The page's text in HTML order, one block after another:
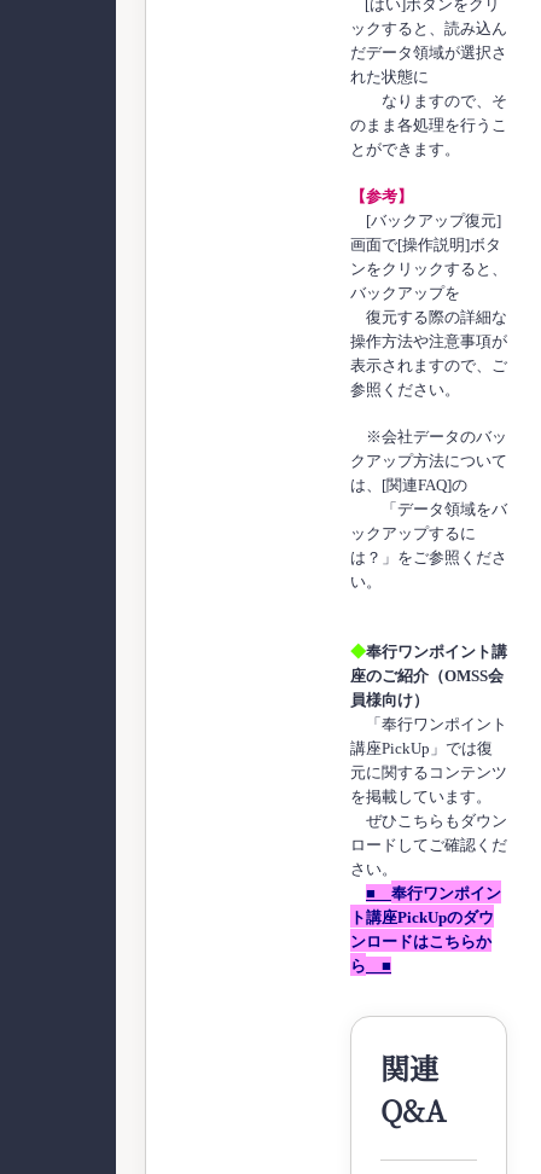
[はい]ボタンをクリ
ックすると、読み込ん
だデータ領域が選択さ
れた状態に
なりますので、そ
のまま各処理を行うこ
とができます。
【参考】
[バックアップ復元]
画面で[操作説明]ボタ
ンをクリックすると、
バックアップを
復元する際の詳細な
操作方法や注意事項が
表示されますので、ご
参照ください。
※会社データのバッ
クアップ方法について
は、[関連FAQ]の
「データ領域をバ
ックアップするに
は？」をご参照くださ
い。
◆奉行ワンポイント講
座のご紹介（OMSS会
員様向け）
「奉行ワンポイント
講座PickUp」では復
元に関するコンテンツ
を掲載しています。
ぜひこちらもダウン
ロードしてご確認くだ
さい。
■ 奉行ワンポイン
ト講座PickUpのダウ
ンロ ードはこちらか
ら ■
関連
Q&A